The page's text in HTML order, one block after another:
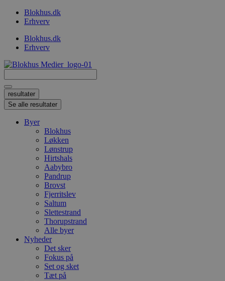
VidereBlokhus.dk
Erhverv
Blokhus.dk
Erhverv
...
resultater
Se alle resultater
Byer
Blokhus
Løkken
Lønstrup
Hirtshals
Aabybro
Pandrup
Brovst
Fjerritslev
Saltum
Slettestrand
Thorupstrand
Alle byer
Nyheder
Det sker
Fokus på
Set og sket
Tæt på